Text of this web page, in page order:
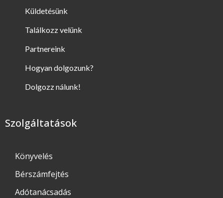
Küldetésünk
Találkozz velünk
Partnereink
Hogyan dolgozunk?
Dolgozz nálunk!
Szolgáltatások
Könyvelés
Bérszámfejtés
Adótanácsadás